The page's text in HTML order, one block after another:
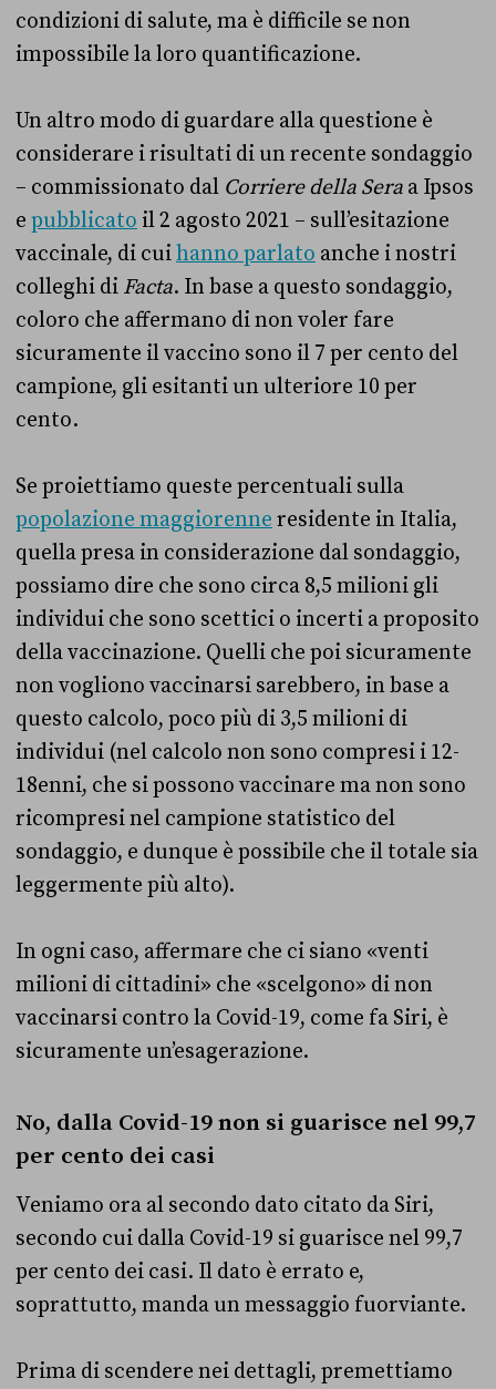
condizioni di salute, ma è difficile se non
impossibile la loro quantificazione.
Un altro modo di guardare alla questione è
considerare i risultati di un recente sondaggio
– commissionato dal Corriere della Sera a Ipsos
e pubblicato il 2 agosto 2021 – sull’esitazione
vaccinale, di cuihanno parlato anche i nostri
colleghi di Facta. In base a questo sondaggio,
coloro che affermano di non voler fare
sicuramente il vaccino sono il 7 per cento del
campione, gli esitanti un ulteriore 10 per
cento.
Se proiettiamo queste percentuali sulla
popolazione maggiorenne residente in Italia,
quella presa in considerazione dal sondaggio,
possiamo dire che sono circa 8,5 milioni gli
individui che sono scettici o incerti a proposito
della vaccinazione. Quelli che poi sicuramente
non vogliono vaccinarsi sarebbero, in base a
questo calcolo, poco più di 3,5 milioni di
individui (nel calcolo non sono compresi i 12-
18enni, che si possono vaccinare ma non sono
ricompresi nel campione statistico del
sondaggio, e dunque è possibile che il totale sia
leggermente più alto).
In ogni caso, affermare che ci siano «venti
milioni di cittadini» che «scelgono» di non
vaccinarsi contro la Covid-19, come fa Siri, è
sicuramente un’esagerazione.
No, dalla Covid-19 non si guarisce nel 99,7
per cento dei casi
Veniamo ora al secondo dato citato da Siri,
secondo cui dalla Covid-19 si guarisce nel 99,7
per cento dei casi. Il dato è errato e,
soprattutto, manda un messaggio fuorviante.
Prima di scendere nei dettagli, premettiamo